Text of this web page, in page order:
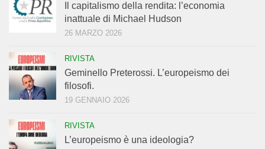
Il capitalismo della rendita: l’economia
inattuale di Michael Hudson
26 MARZO 2026
RIVISTA
Geminello Preterossi. L’europeismo dei
filosofi.
19 GENNAIO 2026
RIVISTA
L’europeismo è una ideologia?